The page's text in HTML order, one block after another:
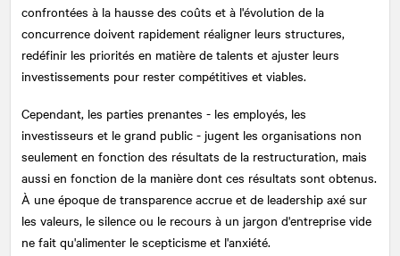
confrontées à la hausse des coûts et à l'évolution de la
concurrence doivent rapidement réaligner leurs structures,
redéfinir les priorités en matière de talents et ajuster leurs
investissements pour rester compétitives et viables.
Cependant, les parties prenantes - les employés, les
investisseurs et le grand public - jugent les organisations non
seulement en fonction des résultats de la restructuration, mais
aussi en fonction de la manière dont ces résultats sont obtenus.
À une époque de transparence accrue et de leadership axé sur
les valeurs, le silence ou le recours à un jargon d'entreprise vide
ne fait qu'alimenter le scepticisme et l'anxiété.